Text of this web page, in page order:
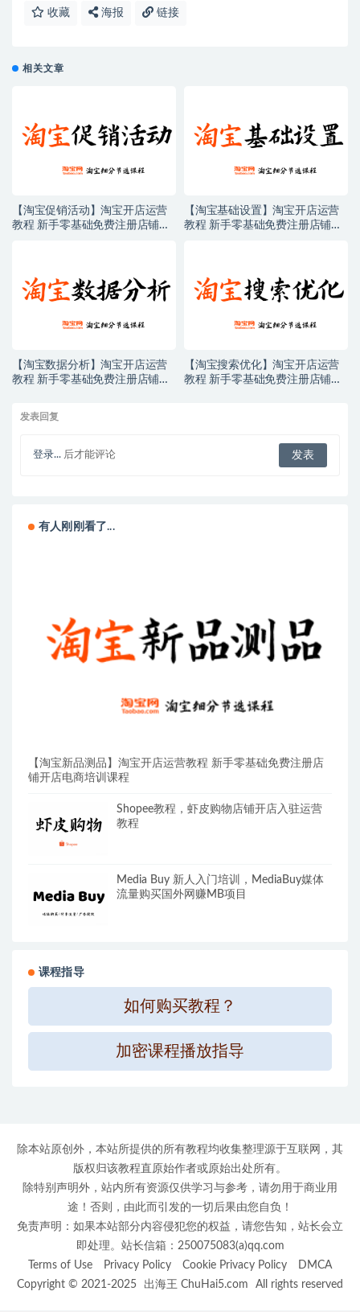
收藏 海报 链接
相关文章
【淘宝促销活动】淘宝开店运营
教程 新手零基础免费注册店铺开
【淘宝基础设置】淘宝开店运营
教程 新手零基础免费注册店铺开
【淘宝数据分析】淘宝开店运营
教程 新手零基础免费注册店铺开
【淘宝搜索优化】淘宝开店运营
教程 新手零基础免费注册店铺开
发表回复
登录... 后才能评论
有人刚刚看了...
【淘宝新品测品】淘宝开店运营教程 新手零基础免费注册店
铺开店电商培训课程
Shopee教程，虾皮购物店铺开店入驻运营
教程
Media Buy 新人入门培训，MediaBuy媒体
流量购买国外网赚MB项目
课程指导
如何购买教程？
加密课程播放指导
除本站原创外，本站所提供的所有教程均收集整理源于互联网，其
版权归该教程直原始作者或原始出处所有。
除特别声明外，站内所有资源仅供学习与参考，请勿用于商业用
途！否则，由此而引发的一切后果由您自负！
免责声明：如果本站部分内容侵犯您的权益，请您告知，站长会立
即处理。站长信箱：250075083(a)qq.com
Terms of Use
Privacy Policy Cookie Privacy Policy
DMCA
Copyright © 2021-2025
出海王 ChuHai5.com All rights reserved